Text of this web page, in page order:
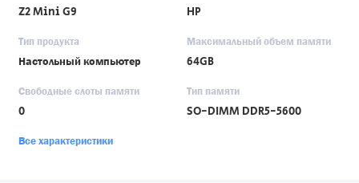
Z2 Mini G9 HP
Тип продукта
Настольный компьютер
Максимальный объем памяти
64GB
Свободные слоты памяти
0
Тип памяти
SO-DIMM DDR5-5600
Все характеристики